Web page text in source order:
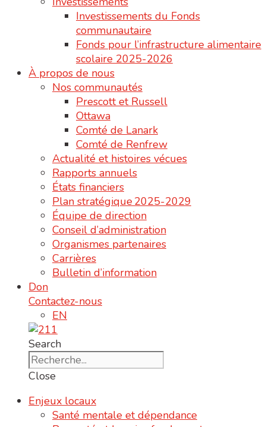
Investissements du Fonds
communautaire
Fonds pour l’infrastructure alimentaire
scolaire 2025-2026
À propos de nous
Nos communautés
Prescott et Russell
Ottawa
Comté de Lanark
Comté de Renfrew
Actualité et histoires vécues
Rapports annuels
États financiers
Plan stratégique 2025-2029
Équipe de direction
Conseil d’administration
Organismes partenaires
Carrières
Bulletin d’information
Don
Contactez-nous
EN
Search
Close
Enjeux locaux
Santé mentale et dépendance